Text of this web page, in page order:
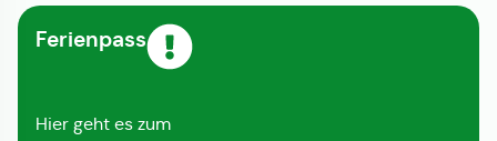
Ferienpass
Hier geht es zum